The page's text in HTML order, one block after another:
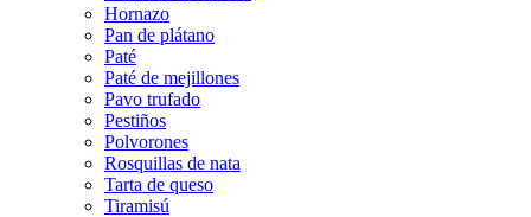
Hornazo
Pan de plátano
Paté
Paté de mejillones
Pavo trufado
Pestiños
Polvorones
Rosquillas de nata
Tarta de queso
Tiramisú